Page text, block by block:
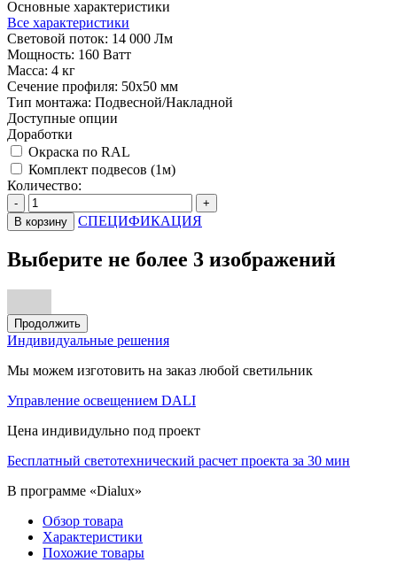
Основные характеристики
Все характеристики
Световой поток: 14 000 Лм
Мощность: 160 Ватт
Масса: 4 кг
Сечение профиля: 50х50 мм
Тип монтажа: Подвесной/Накладной
Доступные опции
Доработки
Окраска по RAL
Комплект подвесов (1м)
Количество:
-
+
В корзину
СПЕЦИФИКАЦИЯ
Выберите не более 3 изображений
Продолжить
Индивидуальные решения
Мы можем изготовить на заказ любой светильник
Управление освещением DALI
Цена индивидульно под проект
Бесплатный светотехнический расчет проекта за 30 мин
В программе «Dialux»
Обзор товара
Характеристики
Похожие товары